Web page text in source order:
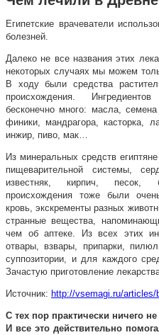
Египетские врачеватели
болезней.
Далеко не все названия этих
некоторых случаях мы можем
В ходу были средства
происхождения.
бесконечно много: масла,
финики, мандрагора, касторка,
инжир, пиво, мак…
Из минеральных средств
пищеварительной системы,
известняк, кирпич, песок,
происхождения тоже были
кровь, экскременты разных
странные вещества,
чем об аптеке. Из всех этих
отвары, взвары, припарки,
суппозитории, и для каждого
Зачастую приготовление
Источник: http://vsemagi.ru/articles/
С тех пор практически ничего
И все это действительно